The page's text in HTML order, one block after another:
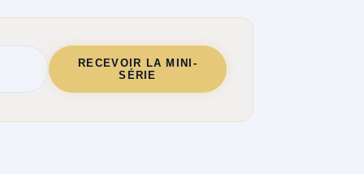
RECEVOIR LA MINI-
SÉRIE